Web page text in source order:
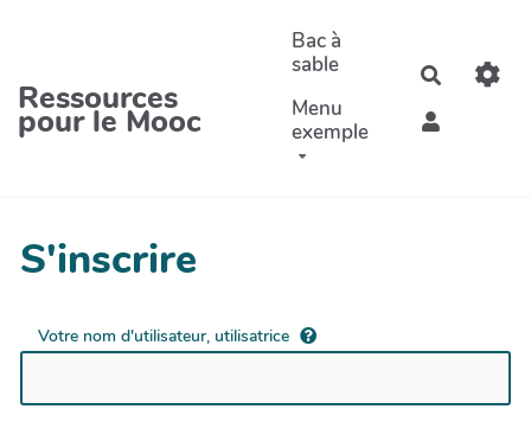
Ressources
pour le Mooc
Bac à
sable
Menu
exemple
S'inscrire
Votre nom d'utilisateur, utilisatrice